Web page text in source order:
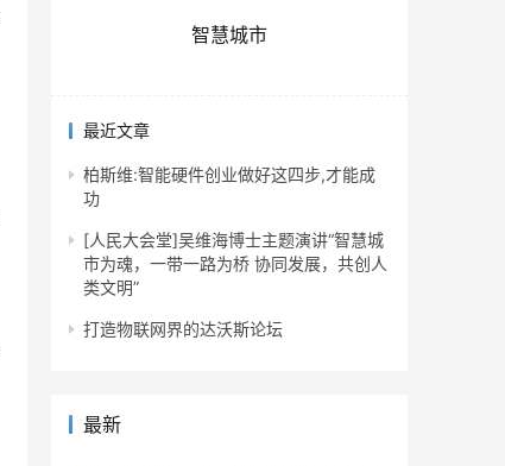
智慧城市
最近文章
柏斯维:智能硬件创业做好这四步,才能成
功
[人民大会堂]吴维海博士主题演讲“智慧城
市为魂，一带一路为桥 协同发展，共创人
类文明”
打造物联网界的达沃斯论坛
最新